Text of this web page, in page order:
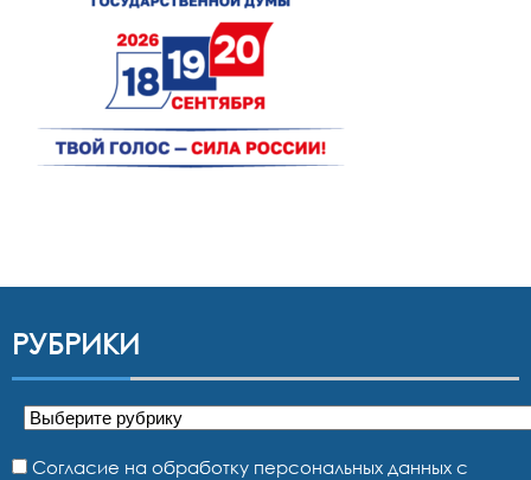
РУБРИКИ
Рубрики
Согласие на обработку персональных данных с